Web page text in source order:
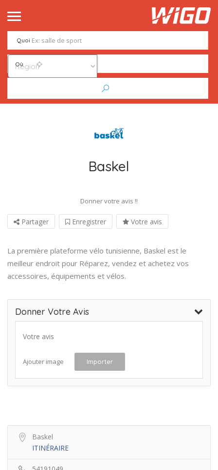
Quoi
Où
Baskel
Donner votre avis !!
Partager Enregistrer Votre avis
La première plateforme vélo tunisienne, Baskel est le
meilleur endroit pour Réparez, vendez et achetez vos
accessoires, équipements et vélos.
Donner Votre Avis
Votre avis
Ajouter image Importer
Baskel
ITINÉRAIRE